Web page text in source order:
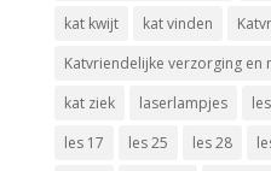
kat kwijt
kat vinden
Katvriendelijke verzorging en
kat ziek
laserlampjes
les 17
les 25 les 28